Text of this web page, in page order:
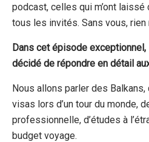
podcast, celles qui m’ont
tous les invités. Sans vous, rien
Dans cet épisode exceptionnel,
décidé de répondre en détail
Nous allons parler des Balkans,
visas lors d’un tour du monde,
professionnelle, d’études à
budget voyage.